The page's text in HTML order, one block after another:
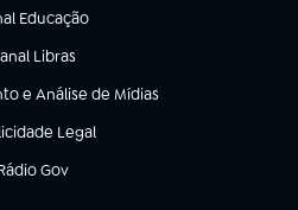
Educação
em nova aba)
Libras
em nova aba)
e Análise de Mídias
aba)
Legal
em nova aba)
Gov
em nova aba)